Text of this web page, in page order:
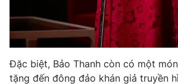
Đặc biệt, Bảo Thanh còn có một
tặng đến đông đảo khán giả truyền